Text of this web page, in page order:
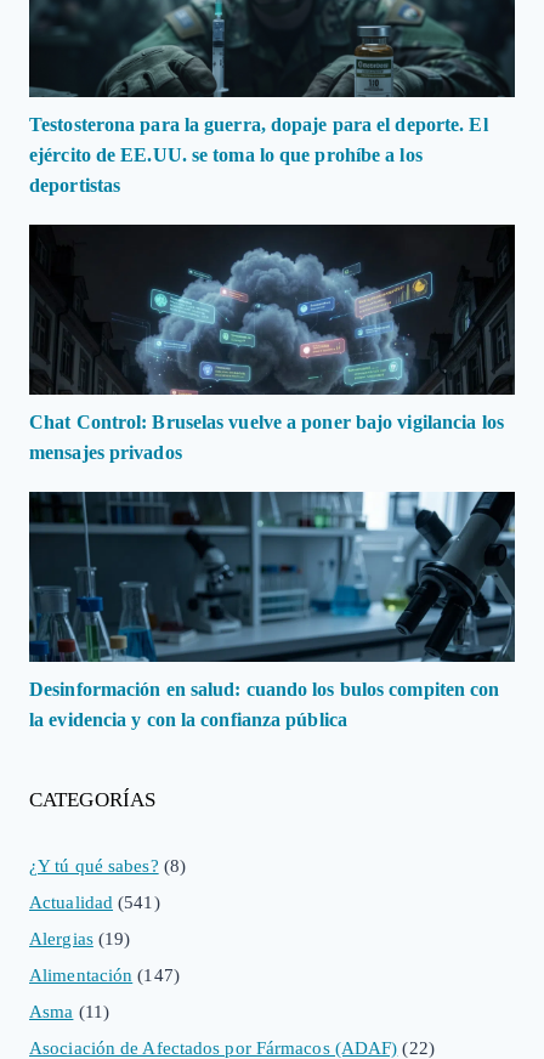
Testosterona para la guerra, dopaje para el deporte. El
ejército de EE.UU. se toma lo que prohíbe a los
deportistas
Chat Control: Bruselas vuelve a poner bajo vigilancia los
mensajes privados
Desinformación en salud: cuando los bulos compiten con
la evidencia y con la confianza pública
CATEGORÍAS
¿Y tú qué sabes? (8)
Actualidad (541)
Alergias(19)
Alimentación (147)
Asma (11)
Asociación de Afectados por Fármacos (ADAF) (22)